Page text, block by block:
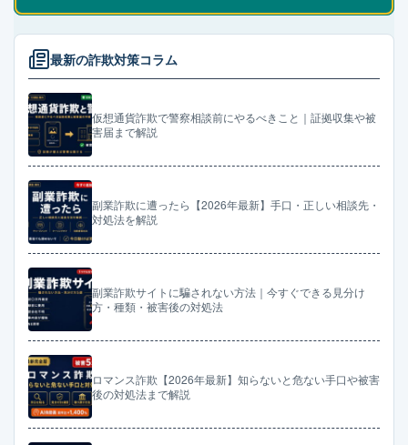
最新の詐欺対策コラム
仮想通貨詐欺で警察相談前にやるべきこと｜証拠収集や被
害届まで解説
副業詐欺に遭ったら【2026年最新】手口・正しい相談先・
対処法を解説
副業詐欺サイトに騙されない方法｜今すぐできる見分け
方・種類・被害後の対処法
ロマンス詐欺【2026年最新】知らないと危ない手口や被害
後の対処法まで解説